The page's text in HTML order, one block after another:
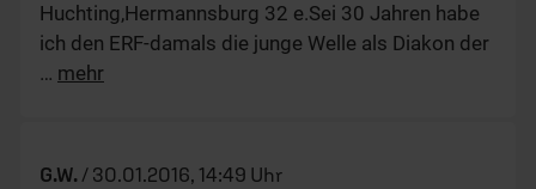
Huchting,Hermannsburg 32 e.Sei 30 Jahren habe
ich den ERF-damals die junge Welle als Diakon der
… mehr
G.W. / 30.01.2016, 14:49 Uhr